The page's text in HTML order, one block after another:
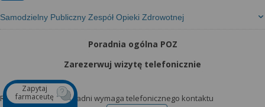
Samodzielny Publiczny Zespół Opieki Zdrowotnej
Poradnia ogólna POZ
Zarezerwuj wizytę telefonicznie
Rejestracja do tej poradni wymaga telefonicznego kontaktu
Zapytaj
farmaceutę